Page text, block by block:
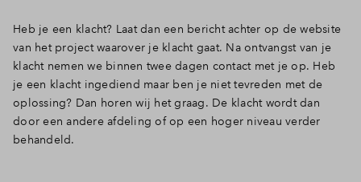
Heb je een klacht? Laat dan een bericht achter op de website
van het project waarover je klacht gaat. Na ontvangst van je
klacht nemen we binnen twee dagen contact met je op. Heb
je een klacht ingediend maar ben je niet tevreden met de
oplossing? Dan horen wij het graag. De klacht wordt dan
door een andere afdeling of op een hoger niveau verder
behandeld.